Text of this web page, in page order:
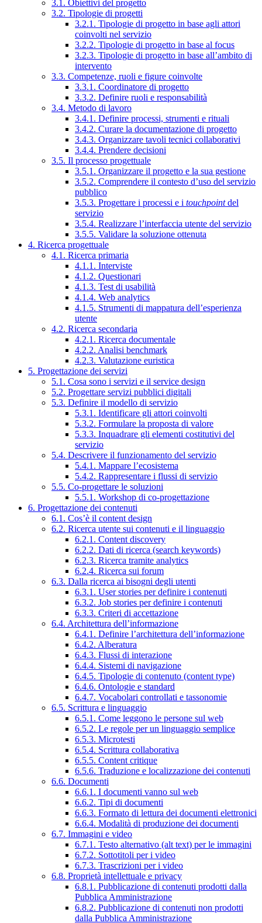
3.1. Obiettivi del progetto
3.2. Tipologie di progetti
3.2.1. Tipologie di progetto in base agli attori
coinvolti nel servizio
3.2.2. Tipologie di progetto in base al focus
3.2.3. Tipologie di progetto in base all’ambito di
intervento
3.3. Competenze, ruoli e figure coinvolte
3.3.1. Coordinatore di progetto
3.3.2. Definire ruoli e responsabilità
3.4. Metodo di lavoro
3.4.1. Definire processi, strumenti e rituali
3.4.2. Curare la documentazione di progetto
3.4.3. Organizzare tavoli tecnici collaborativi
3.4.4. Prendere decisioni
3.5. Il processo progettuale
3.5.1. Organizzare il progetto e la sua gestione
3.5.2. Comprendere il contesto d’uso del servizio
pubblico
3.5.3. Progettare i processi e i touchpointdel
servizio
3.5.4. Realizzare l’interfaccia utente del servizio
3.5.5. Validare la soluzione ottenuta
4. Ricerca progettuale
4.1. Ricerca primaria
4.1.1. Interviste
4.1.2. Questionari
4.1.3. Test di usabilità
4.1.4. Web analytics
4.1.5. Strumenti di mappatura dell’esperienza
utente
4.2. Ricerca secondaria
4.2.1. Ricerca documentale
4.2.2. Analisi benchmark
4.2.3. Valutazione euristica
5. Progettazione dei servizi
5.1. Cosa sono i servizi e il service design
5.2. Progettare servizi pubblici digitali
5.3. Definire il modello di servizio
5.3.1. Identificare gli attori coinvolti
5.3.2. Formulare la proposta di valore
5.3.3. Inquadrare gli elementi costitutivi del
servizio
5.4. Descrivere il funzionamento del servizio
5.4.1. Mappare l’ecosistema
5.4.2. Rappresentare i flussi di servizio
5.5. Co-progettare le soluzioni
5.5.1. Workshop di co-progettazione
6. Progettazione dei contenuti
6.1. Cos’è il content design
6.2. Ricerca utente sui contenuti e il linguaggio
6.2.1. Content discovery
6.2.2. Dati di ricerca (search keywords)
6.2.3. Ricerca tramite analytics
6.2.4. Ricerca sui forum
6.3. Dalla ricerca ai bisogni degli utenti
6.3.1. User stories per definire i contenuti
6.3.2. Job stories per definire i contenuti
6.3.3. Criteri di accettazione
6.4. Architettura dell’informazione
6.4.1. Definire l’architettura dell’informazione
6.4.2. Alberatura
6.4.3. Flussi di interazione
6.4.4. Sistemi di navigazione
6.4.5. Tipologie di contenuto (content type)
6.4.6. Ontologie e standard
6.4.7. Vocabolari controllati e tassonomie
6.5. Scrittura e linguaggio
6.5.1. Come leggono le persone sul web
6.5.2. Le regole per un linguaggio semplice
6.5.3. Microtesti
6.5.4. Scrittura collaborativa
6.5.5. Content critique
6.5.6. Traduzione e localizzazione dei contenuti
6.6. Documenti
6.6.1. I documenti vanno sul web
6.6.2. Tipi di documenti
6.6.3. Formato di lettura dei documenti elettronici
6.6.4. Modalità di produzione dei documenti
6.7. Immagini e video
6.7.1. Testo alternativo (alt text) per le immagini
6.7.2. Sottotitoli per i video
6.7.3. Trascrizioni per i video
6.8. Proprietà intellettuale e privacy
6.8.1. Pubblicazione di contenuti prodotti dalla
Pubblica Amministrazione
6.8.2. Pubblicazione di contenuti non prodotti
dalla Pubblica Amministrazione